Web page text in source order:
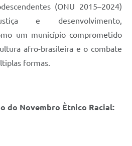
(ONU 2015–2024)
e desenvolvimento,
um município comprometido
afro-brasileira e o combate
formas.
do Novembro Ètnico Racial: